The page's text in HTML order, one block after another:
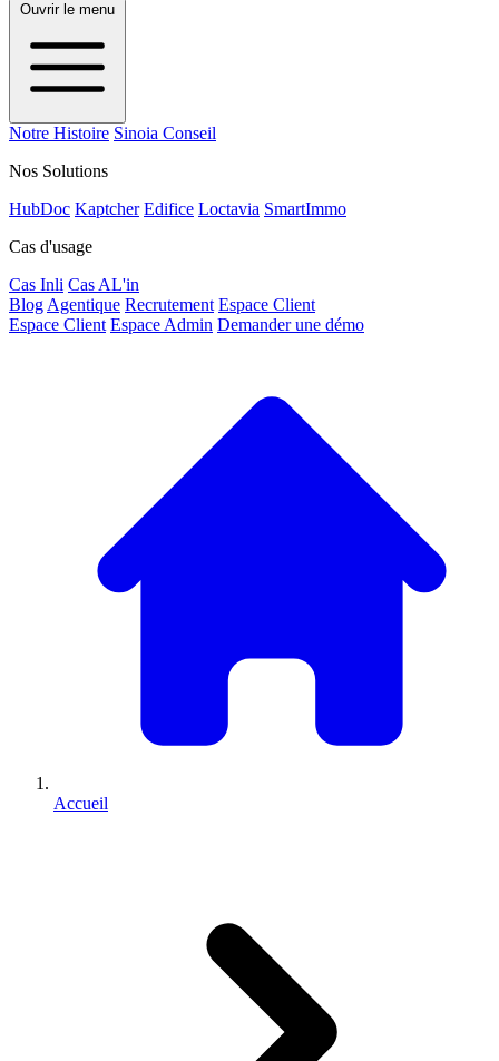
Ouvrir le menu
Notre Histoire Sinoia Conseil
Nos Solutions
HubDoc Kaptcher Edifice Loctavia SmartImmo
Cas d'usage
Cas Inli Cas AL'in
Blog Agentique Recrutement Espace Client
Espace Client Espace Admin Demander une démo
Accueil